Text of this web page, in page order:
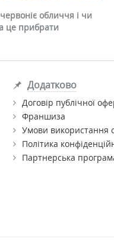
обличчя і чи
це прибрати
Додатково
Договір публічної
Франшиза
Умови використання
Політика
Партнерська